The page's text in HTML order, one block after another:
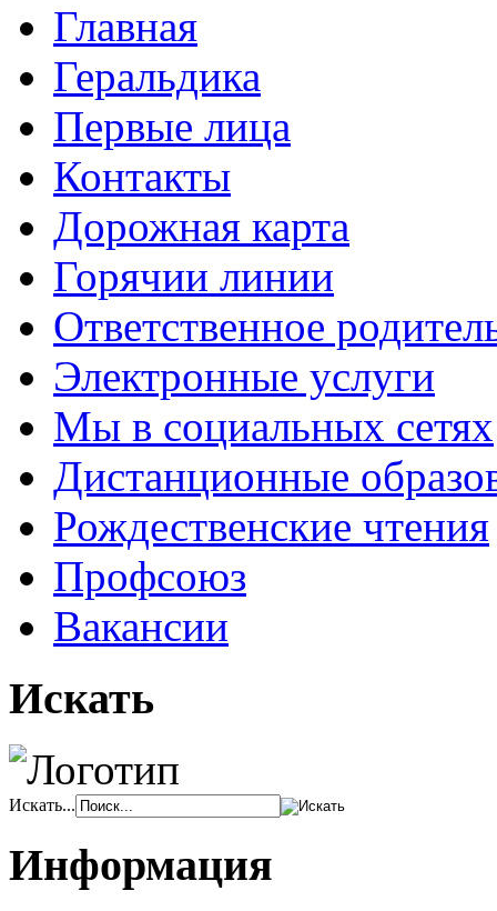
Главная
Геральдика
Первые лица
Контакты
Дорожная карта
Горячии линии
Ответственное
Электронные услуги
Мы в социальных сетях
Дистанционные
Рождественские чтения
Профсоюз
Вакансии
Искать
Искать...
Информация